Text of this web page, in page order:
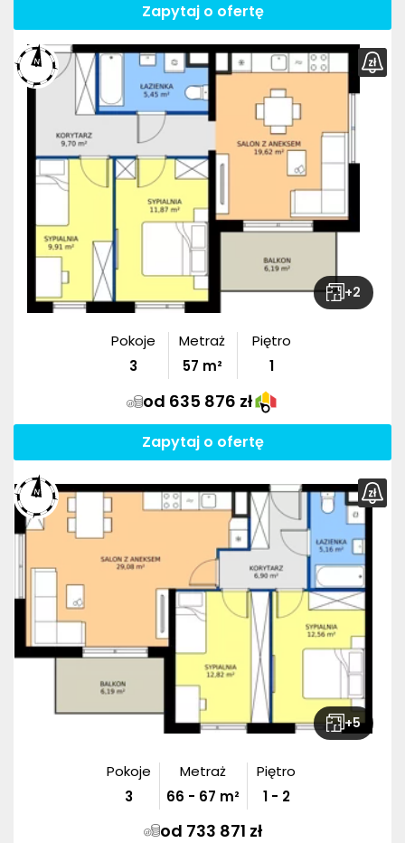
Zapytaj o ofertę
+2
Pokoje
3
Metraż
57 m²
Piętro
1
od 635 876 zł
Zapytaj o ofertę
+5
Pokoje
3
Metraż
66 - 67 m²
Piętro
1 - 2
od 733 871 zł